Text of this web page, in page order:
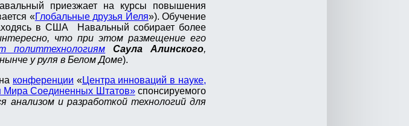
приезжает на курсы повышения
«Глобальные друзья Йеля»). Обучение
в США Навальный собирает более
что при этом размещение его
политтехнологиям Саула Алинского,
у руля в Белом Доме).
конференции «Центра инноваций в науке,
Мира Соединенных Штатов»спонсируемого
анализом и разработкой технологий для